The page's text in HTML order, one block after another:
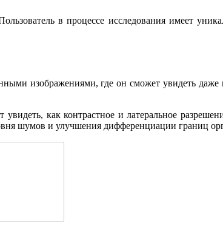
в процессе исследования имеет
изображениями, где он сможет увидеть
как контрастное и латеральное
шумов и улучшения дифференциации границ